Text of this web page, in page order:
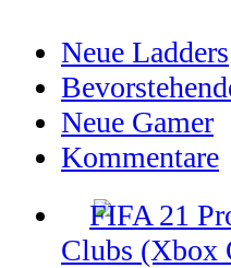
Neue Ladders
Neue Gamer
Kommentare
Clubs (Xbox